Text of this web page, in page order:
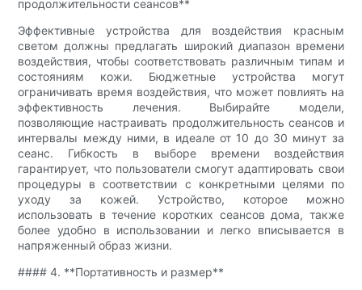
продолжительности сеансов**
Эффективные устройства для воздействия красным
светом должны предлагать широкий диапазон времени
воздействия, чтобы соответствовать различным типам и
состояниям кожи. Бюджетные устройства могут
ограничивать время воздействия, что может повлиять на
эффективность лечения. Выбирайте модели,
позволяющие настраивать продолжительность сеансов и
интервалы между ними, в идеале от 10 до 30 минут за
сеанс. Гибкость в выборе времени воздействия
гарантирует, что пользователи смогут адаптировать свои
процедуры в соответствии с конкретными целями по
уходу за кожей. Устройство, которое можно
использовать в течение коротких сеансов дома, также
более удобно в использовании и легко вписывается в
напряженный образ жизни.
#### 4. **Портативность и размер**